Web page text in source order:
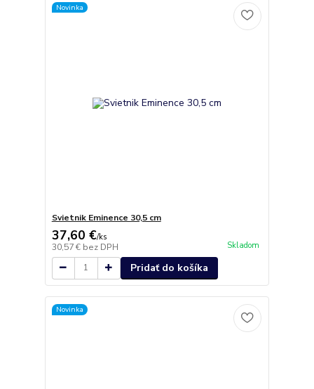
Novinka
Svietnik Eminence 30,5 cm
37,60 €/ks
30,57 € bez DPH Skladom
Pridať do košíka
Novinka